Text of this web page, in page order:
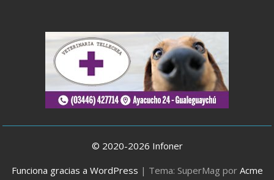
© 2020-2026 Infoner
Funciona gracias a WordPress | Tema: SuperMag por Acme